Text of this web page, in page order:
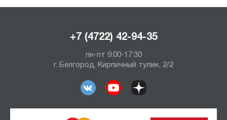
+7 (4722) 42-94-35
пн-пт 9:00-17:30
г. Белгород, Кирпичный тупик, 2/2